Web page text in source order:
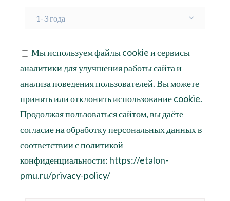
1-3 года
Мы используем файлы cookie и сервисы
аналитики для улучшения работы сайта и
анализа поведения пользователей. Вы можете
принять или отклонить использование cookie.
Продолжая пользоваться сайтом, вы даёте
согласие на обработку персональных данных в
соответствии с политикой
конфиденциальности: https://etalon-
pmu.ru/privacy-policy/